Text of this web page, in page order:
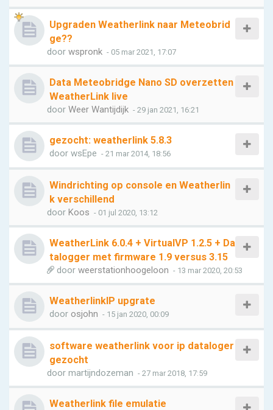
Upgraden Weatherlink naar Meteobrid
ge??
door wspronk - 05 mar 2021, 17:07
Data Meteobridge Nano SD overzetten
WeatherLink live
door Weer Wantijdijk - 29 jan 2021, 16:21
gezocht: weatherlink 5.8.3
door wsEpe - 21 mar 2014, 18:56
Windrichting op console en Weatherlin
k verschillend
door Koos - 01 jul 2020, 13:12
WeatherLink 6.0.4 + VirtualVP 1.2.5 + Da
talogger met firmware 1.9 versus 3.15
door weerstationhoogeloon - 13 mar 2020, 20:53
WeatherlinkIP upgrate
door osjohn - 15 jan 2020, 00:09
software weatherlink voor ip dataloger
gezocht
door martijndozeman - 27 mar 2018, 17:59
Weatherlink file emulatie